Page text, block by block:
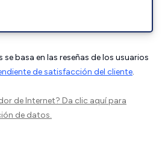
basa en las reseñas de los usuarios
de satisfacción del cliente.
de Internet? Da clic aquípara
de datos.